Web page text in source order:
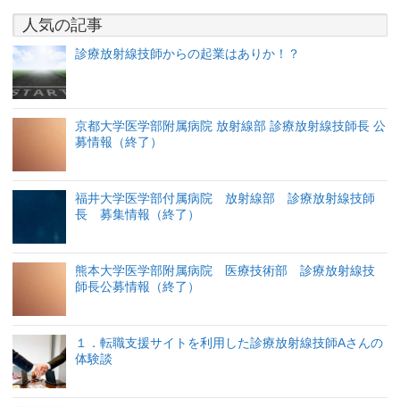
人気の記事
診療放射線技師からの起業はありか！？
京都大学医学部附属病院 放射線部 診療放射線技師長 公
募情報（終了）
福井大学医学部付属病院 放射線部 診療放射線技師
長 募集情報（終了）
熊本大学医学部附属病院 医療技術部 診療放射線技
師長公募情報（終了）
１．転職支援サイトを利用した診療放射線技師Aさんの
体験談